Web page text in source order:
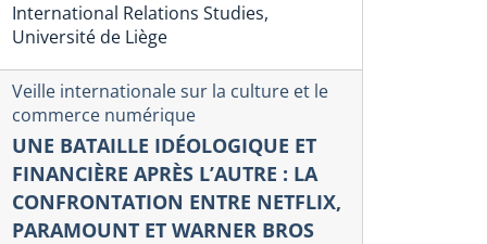
International Relations Studies,
Université de Liège
Veille internationale sur la culture et le
commerce numérique
UNE BATAILLE IDÉOLOGIQUE ET
FINANCIÈRE APRÈS L’AUTRE : LA
CONFRONTATION ENTRE NETFLIX,
PARAMOUNT ET WARNER BROS